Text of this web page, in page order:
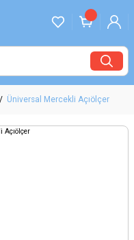
Üniversal Mercekli Açıölçer